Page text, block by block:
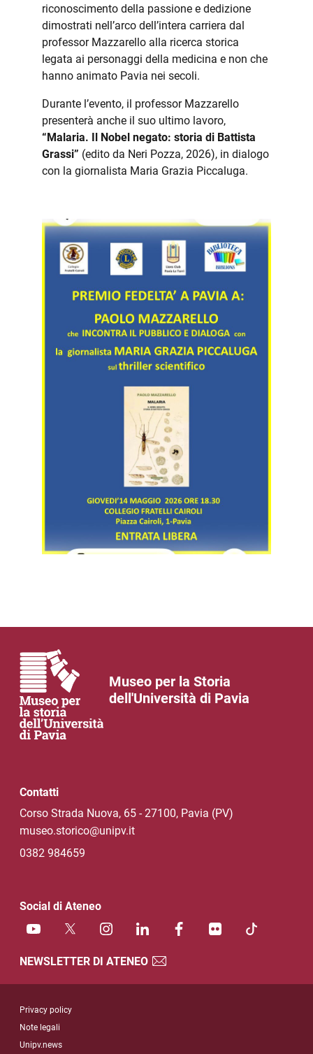
riconoscimento della passione e dedizione
dimostrati nell’arco dell’intera carriera dal
professor Mazzarello alla ricerca storica
legata ai personaggi della medicina e non che
hanno animato Pavia nei secoli.
Durante l’evento, il professor Mazzarello
presenterà anche il suo ultimo lavoro,
“Malaria. Il Nobel negato: storia di Battista
Grassi” (edito da Neri Pozza, 2026), in dialogo
con la giornalista Maria Grazia Piccaluga.
Museo per la Storia
dell'Università di Pavia
Contatti
Corso Strada Nuova, 65 - 27100, Pavia (PV)
museo.storico@unipv.it
0382 984659
Social di Ateneo
NEWSLETTER DI ATENEO
Privacy policy
Note legali
Unipv.news